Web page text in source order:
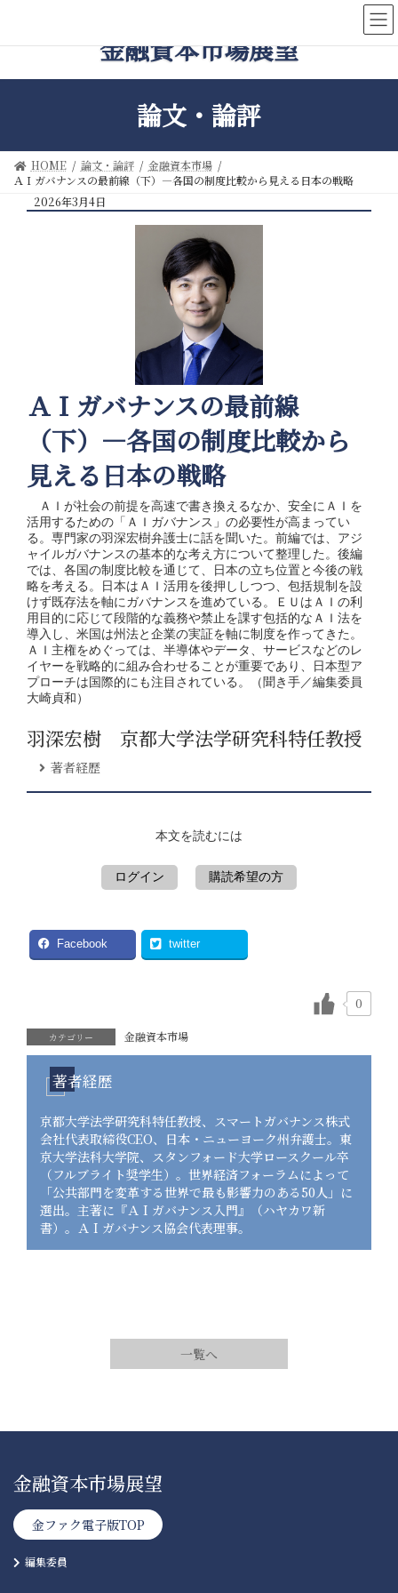
テ
ツ
ッ
ゲ
シ
移
金融資本市場展望
論文・論評
HOME 論文・論評
金融資本市場
ＡＩガバナンスの最前線（下）―各国の制度比較から見える日本の戦略
2026年3月4日
ＡＩガバナンスの最前線
（下）―各国の制度比較から
見える日本の戦略
ＡＩが社会の前提を高速で書き換えるなか、安全にＡＩを
活用するための「ＡＩガバナンス」の必要性が高まってい
る。専門家の羽深宏樹弁護士に話を聞いた。前編では、アジ
ャイルガバナンスの基本的な考え方について整理した。後編
では、各国の制度比較を通じて、日本の立ち位置と今後の戦
略を考える。日本はＡＩ活用を後押ししつつ、包括規制を設
けず既存法を軸にガバナンスを進めている。ＥＵはＡＩの利
用目的に応じて段階的な義務や禁止を課す包括的なＡＩ法を
導入し、米国は州法と企業の実証を軸に制度を作ってきた。
ＡＩ主権をめぐっては、半導体やデータ、サービスなどのレ
イヤーを戦略的に組み合わせることが重要であり、日本型ア
プローチは国際的にも注目されている。（聞き手／編集委員
大崎貞和）
羽深宏樹 京都大学法学研究科特任教授
著者経歴
本文を読むには
ログイン 購読希望の方
Facebook twitter
0
カテゴリー 金融資本市場
著者経歴
京都大学法学研究科特任教授、スマートガバナンス株式
会社代表取締役CEO、日本・ニューヨーク州弁護士。東
京大学法科大学院、スタンフォード大学ロースクール卒
（フルブライト奨学生）。世界経済フォーラムによって
「公共部門を変革する世界で最も影響力のある50人」に
選出。主著に『ＡＩガバナンス入門』（ハヤカワ新
書）。ＡＩガバナンス協会代表理事。
一覧へ
金融資本市場展望
金ファク電子版TOP
編集委員